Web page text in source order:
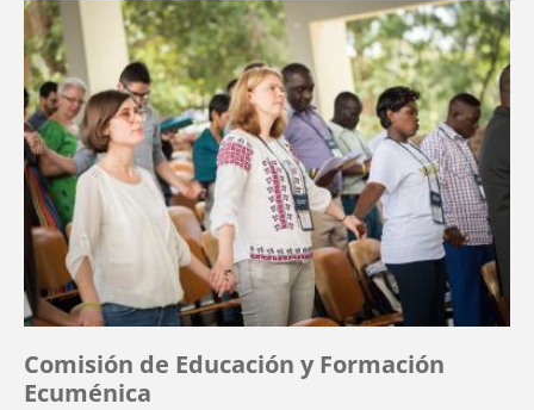
Comisión de Educación y Formación
Ecuménica